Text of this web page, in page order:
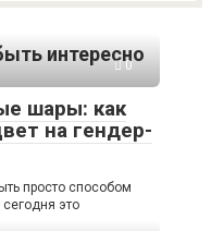
интересно
0
шары: как
на гендер-
просто способом
это